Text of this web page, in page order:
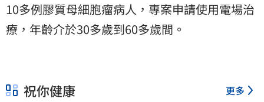
10多例膠質母細胞瘤病人，專案申請使用電場治
療，年齡介於30多歲到60多歲間。
祝你健康 更多